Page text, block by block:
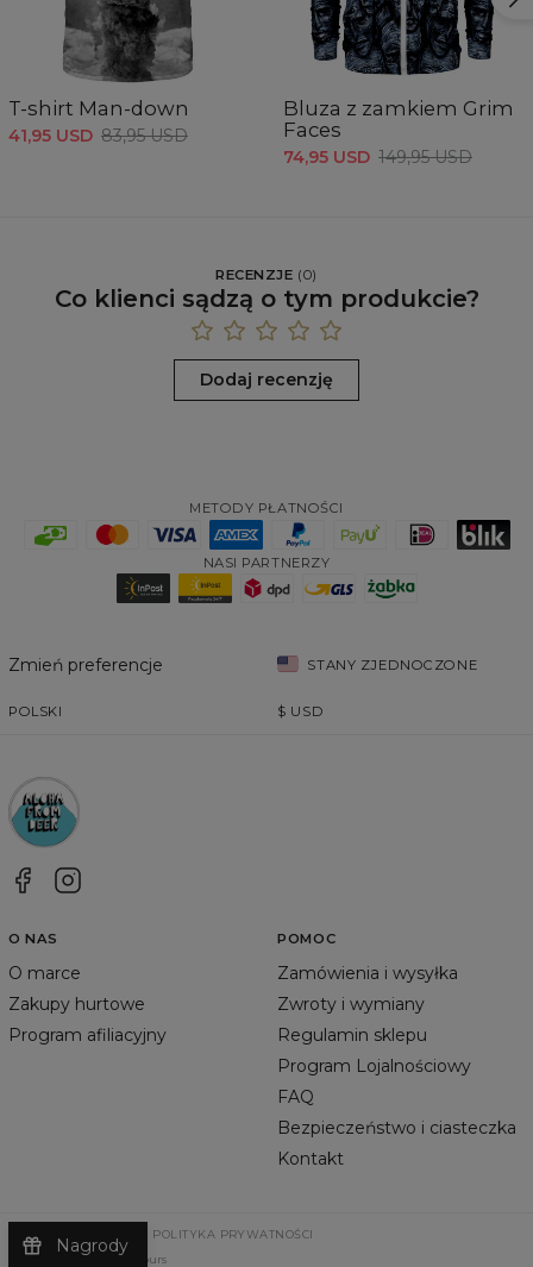
T-shirt Man-down
41,95 USD 83,95 USD
Bluza z zamkiem Grim
Faces
74,95 USD 149,95 USD
RECENZJE (0)
Co klienci sądzą o tym produkcie?
Dodaj recenzję
METODY PŁATNOŚCI
NASI PARTNERZY
Zmień preferencje STANY ZJEDNOCZONE
POLSKI $ USD
O NAS
O marce
Zakupy hurtowe
Program afiliacyjny
POMOC
Zamówienia i wysyłka
Zwroty i wymiany
Regulamin sklepu
Program Lojalnościowy
FAQ
Bezpieczeństwo i ciasteczka
Kontakt
REGULAMIN SKLEPU
POLITYKA PRYWATNOŚCI
2026 Change Into Colours
Nagrody